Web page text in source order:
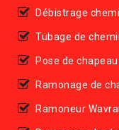
Débistrage
Tubage de
Pose de
Ramonage de
Ramoneur